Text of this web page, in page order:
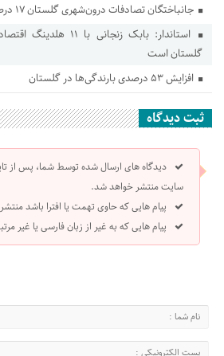
جانباختگان تصادفات درون‌شهری گلستان ۱۷ درصد کاهش یافت
استاندار: بابک زنجانی
گلستان است
افزایش ۵۳ درصدی بارندگی‌ها در گلستان
ثبت دیدگاه
دیدگاه های ارسال شده توسط شما، پس از
سایت منتشر خواهد شد.
پیام هایی که حاوی تهمت یا افترا باشد
پیام هایی که به غیر از زبان فارسی یا غیر